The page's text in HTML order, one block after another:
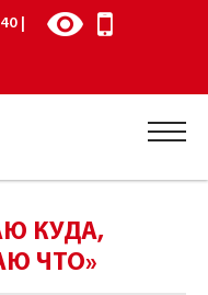
|
КУДА,
ЧТО»